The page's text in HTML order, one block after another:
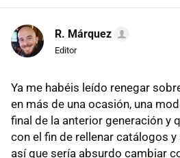
R. Márquez
Editor
Ya me habéis leído renegar
en más de una ocasión, una
final de la anterior generación y
con el fin de rellenar catálogos
así que sería absurdo cambiar